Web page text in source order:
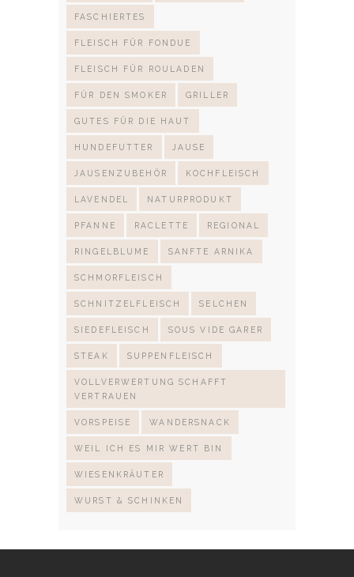
FASCHIERTES
FLEISCH FÜR FONDUE
FLEISCH FÜR ROULADEN
FÜR DEN SMOKER GRILLER
GUTES FÜR DIE HAUT
HUNDEFUTTER JAUSE
JAUSENZUBEHÖR KOCHFLEISCH
LAVENDEL NATURPRODUKT
PFANNE RACLETTE REGIONAL
RINGELBLUME SANFTE ARNIKA
SCHMORFLEISCH
SCHNITZELFLEISCH SELCHEN
SIEDEFLEISCH SOUS VIDE GARER
STEAK SUPPENFLEISCH
VOLLVERWERTUNG SCHAFFT
VERTRAUEN
VORSPEISE WANDERSNACK
WEIL ICH ES MIR WERT BIN
WIESENKRÄUTER
WURST & SCHINKEN